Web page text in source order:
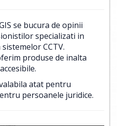
se bucura de opinii
specializati in
CCTV.
produse de inalta
atat pentru
persoanele juridice.